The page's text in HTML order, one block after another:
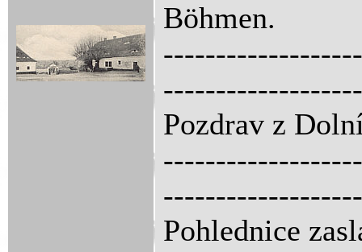
Böhmen.
-------------------
Pozdrav z
-------------------
Pohlednice